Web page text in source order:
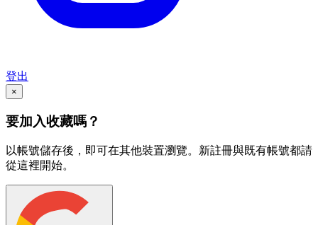
登出
×
要加入收藏嗎？
以帳號儲存後，即可在其他裝置瀏覽。新註冊與既有帳號都請
從這裡開始。